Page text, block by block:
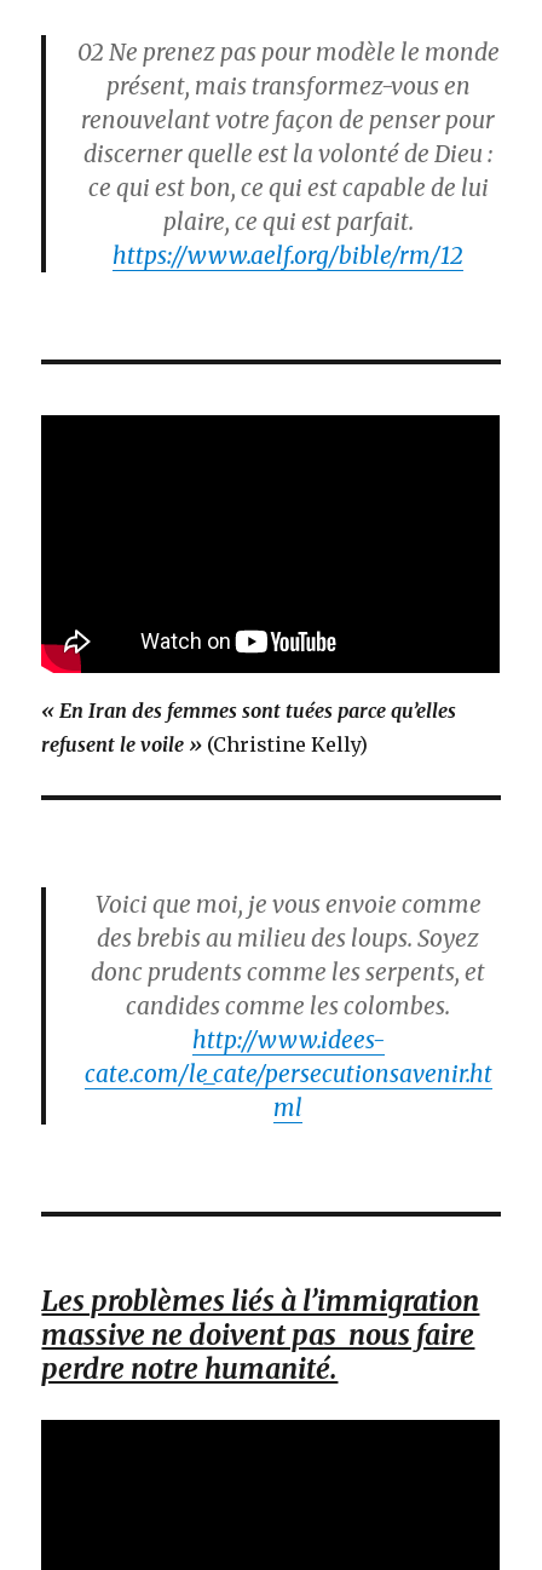
02 Ne prenez pas pour modèle le monde
présent, mais transformez-vous en
renouvelant votre façon de penser pour
discerner quelle est la volonté de Dieu :
ce qui est bon, ce qui est capable de lui
plaire, ce qui est parfait.
https://www.aelf.org/bible/rm/12
« En Iran des femmes sont tuées parce qu’elles
refusent le voile » (Christine Kelly)
Voici que moi, je vous envoie comme
des brebis au milieu des loups. Soyez
donc prudents comme les serpents, et
candides comme les colombes.
http://www.idees-
cate.com/le_cate/persecutionsavenir.ht
ml
Les problèmes liés à l’immigration
massive ne doivent pas nous faire
perdre notre humanité.